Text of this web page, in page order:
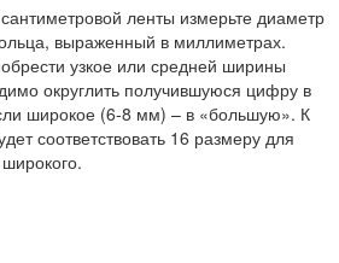
ленты измерьте диаметр
выраженный в миллиметрах.
узкое или средней ширины
округлить получившуюся цифру в
широкое (6-8 мм) – в «большую». К
соответствовать 16 размеру для